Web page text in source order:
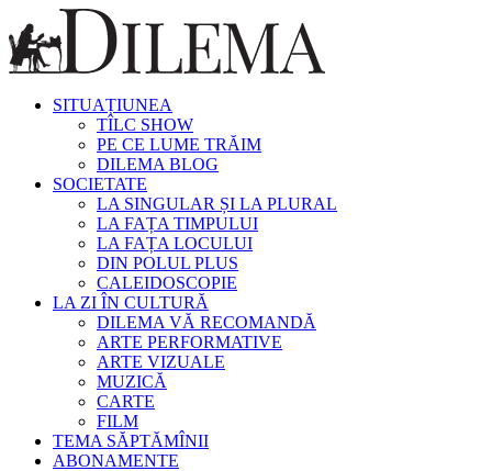
SITUAȚIUNEA
TÎLC SHOW
PE CE LUME TRĂIM
DILEMA BLOG
SOCIETATE
LA SINGULAR ȘI LA PLURAL
LA FAȚA TIMPULUI
LA FAȚA LOCULUI
DIN POLUL PLUS
CALEIDOSCOPIE
LA ZI ÎN CULTURĂ
DILEMA VĂ RECOMANDĂ
ARTE PERFORMATIVE
ARTE VIZUALE
MUZICĂ
CARTE
FILM
TEMA SĂPTĂMÎNII
ABONAMENTE